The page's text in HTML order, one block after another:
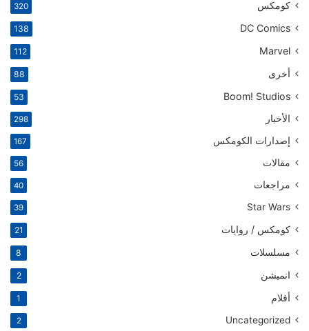
كومكس 320
DC Comics
138
Marvel
112
أخرى 88
Boom! Studios
53
الأخبار 298
إصدارات الكومكس 167
مقالات 56
مراجعات 40
Star Wars
39
كومكس / روايات 21
مسلسلات 8
انميشن 2
أفلام 1
Uncategorized
2